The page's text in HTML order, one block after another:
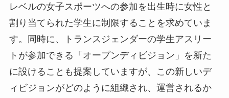
レベルの女子スポーツへの参加を出生時に女性と
割り当てられた学生に制限することを求めていま
す。同時に、トランスジェンダーの学生アスリー
トが参加できる「オープンディビジョン」を新た
に設けることも提案していますが、この新しいデ
ィビジョンがどのように組織され、運営されるか